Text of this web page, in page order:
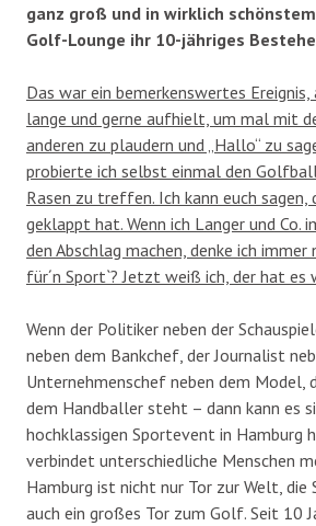
ganz groß und in wirklich
Golf-Lounge ihr 10-jähriges
Das war ein bemerkenswertes
lange und gerne aufhielt, um mal mit
anderen zu plaudern und „Hallo“ zu
probierte ich selbst einmal den
Rasen zu treffen. Ich kann euch sagen,
geklappt hat. Wenn ich Langer und Co.
den Abschlag machen, denke ich immer
für´n Sport`? Jetzt weiß ich, der hat es
Wenn der Politiker neben der
neben dem Bankchef, der Journalist
Unternehmenschef neben dem Model,
dem Handballer steht – dann kann es
hochklassigen Sportevent in Hamburg
verbindet unterschiedliche Menschen
Hamburg ist nicht nur Tor zur Welt,
auch ein großes Tor zum Golf. Seit 10